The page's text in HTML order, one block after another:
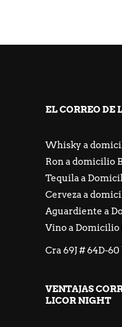
EL CORREO DE
Whisky a
Ron a domicilio
Tequila a
Cerveza a
Aguardiente a
Vino a Domicilio
Cra 69J # 64D-
VENTAJAS
LICOR NIGHT